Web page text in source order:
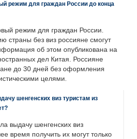
режим для граждан России до конца
режим для граждан России.
страны без виз россияне смогут
об этом опубликована на
дел Китая. Россияне
до 30 дней без оформления
целями.
шенгенских виз туристам из
выдачу шенгенских виз
время получить их могут только